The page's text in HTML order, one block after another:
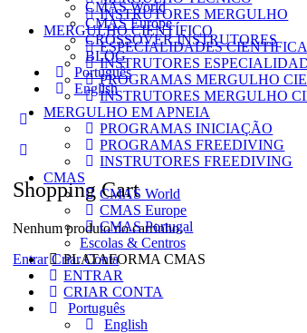
CMAS World
CMAS Europe
CROSSOVER INSTRUTORES
BLOG
Português
English
More
options
Shopping Cart
Nenhum produto no carrinho.
Entrar Criar Conta
INSTRUTORES MERGULHO
MERGULHO CIENTÍFICO
ESPECIALIDADES
INSTRUTORES
PROGRAMAS MERGULHO
INSTRUTORES MERGULHO
MERGULHO EM APNEIA
PROGRAMAS INICIAÇÃO
PROGRAMAS FREEDIVING
INSTRUTORES FREEDIVING
CMAS
CMAS World
CMAS Europe
CMAS Portugal
Escolas & Centros
PLATAFORMA CMAS
ENTRAR
CRIAR CONTA
Português
English